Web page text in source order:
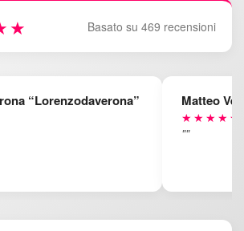
Basato su 469 recensioni
“Lorenzodaverona”
Matteo
★★★★★
""